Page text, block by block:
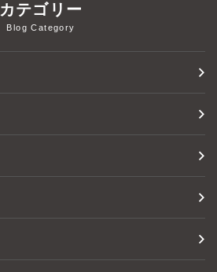
カテゴリー
Blog Category